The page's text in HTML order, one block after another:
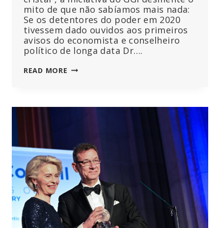
mito de que não sabíamos mais nada:
Se os detentores do poder em 2020
tivessem dado ouvidos aos primeiros
avisos do economista e conselheiro
político de longa data Dr….
READ MORE STEFAN
VEZ
DE
AFINAÇÃO
DE
FACTOS